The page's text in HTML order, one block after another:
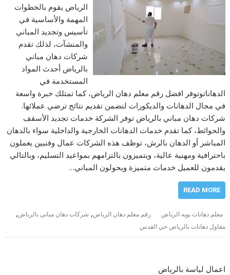
الرياض يقوم بالخطوات
المهمة والأساسية في
تأسيس وتجديد المباني
والمنشآت، لذلك تقدم
شركات دهان مباني
بالرياض أحدث المواد
المستخدمة في
الدهاناتوتوفر افضل رقم معلم دهان الرياض، كما تمتلك خبرة واسعة
في مجال الدهانات والديكورات لتضمن تقديم نتائج ترضي عملائها.
شركات دهان مباني بالرياض توفر الشركة خدمات تجديد الأسقف
والحوائط، كما تقدم خدمات الدهانات الخارجية والداخلية سواء بالدهان
المباشر أو الدهان بالرش، توظف هذه الشركات عمال وفنيين يعملون
باحترافية ومهنية عالية، ويتميزون بالتزامهم بمواعيد التسليم، وبالتالي
يقدمون للعميل خدمات متميزة ويحولون المباني…
READ MORE
معلم دهانات بويه الرياض رقم معلم دهان الرياض, شركات دهان مباني بالرياض,
مقاول دهانات بالرياض حي القدس
اعمال لياسة بالرياض